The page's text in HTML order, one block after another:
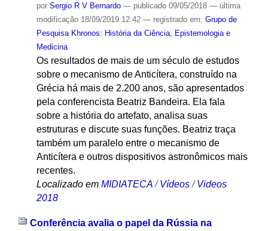
por Sergio R V Bernardo — publicado09/05/2018 — última
modificação18/09/2019 12:42 — registrado em: Grupo de
Pesquisa Khronos: História da Ciência, Epistemologia e
Medicina
Os resultados de mais de um século de estudos
sobre o mecanismo de Anticítera, construído na
Grécia há mais de 2.200 anos, são apresentados
pela conferencista Beatriz Bandeira. Ela fala
sobre a história do artefato, analisa suas
estruturas e discute suas funções. Beatriz traça
também um paralelo entre o mecanismo de
Anticítera e outros dispositivos astronômicos mais
recentes.
Localizado em MIDIATECA /Vídeos /Videos
2018
Conferência avalia o papel da Rússia na